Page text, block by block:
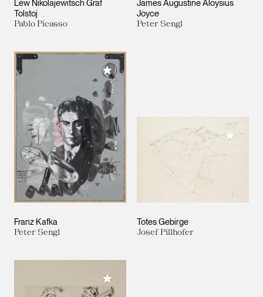
Lew Nikolajewitsch Graf
Tolstoj
Pablo Picasso
James Augustine Aloysius
Joyce
Peter Sengl
Franz Kafka
Peter Sengl
Meiner Sammlung hinzufügen
Totes Gebirge
Josef Pillhofer
Meiner
Meiner Sammlung hinzufügen